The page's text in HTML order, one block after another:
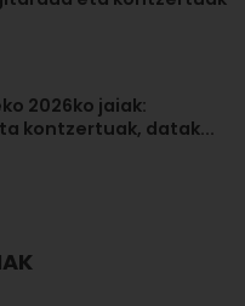
2026ko jaiak:
kontzertuak, datak...